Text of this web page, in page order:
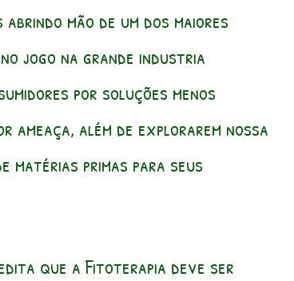
mão de um dos maiores
jogo na grande industria
por soluções menos
ameaça, além de explorarem nossa
primas para seus
que a Fitoterapia deve ser